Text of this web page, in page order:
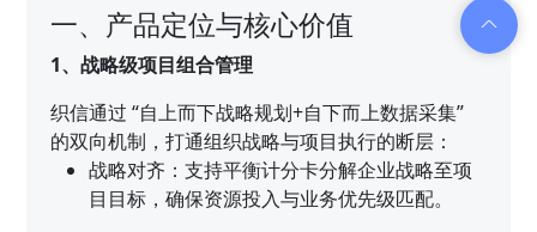
一、产品定位与核心价值
1、战略级项目组合管理
织信通过 “自上而下战略规划+自下而上数据采集”
的双向机制，打通组织战略与项目执行的断层：
战略对齐：支持平衡计分卡分解企业战略至项
目目标，确保资源投入与业务优先级匹配。